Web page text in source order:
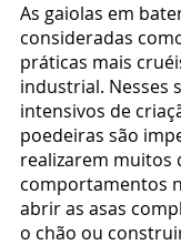
As gaiolas em
consideradas
práticas mais
industrial. Nesses
intensivos de
poedeiras são
realizarem muitos
comportamentos
abrir as asas
o chão ou